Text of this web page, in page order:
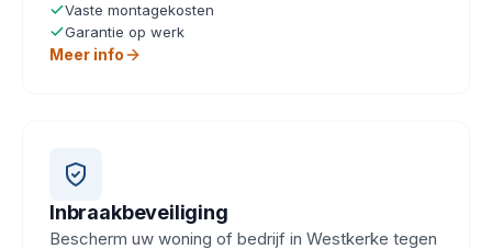
Vaste montagekosten
Garantie op werk
Meer info
Inbraakbeveiliging
Bescherm uw woning of bedrijf in Westkerke tegen